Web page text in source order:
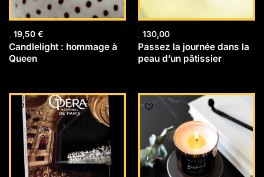
19,50 €
Candlelight : hommage à
Queen
130,00
Passez la journée dans la
peau d’un pâtissier